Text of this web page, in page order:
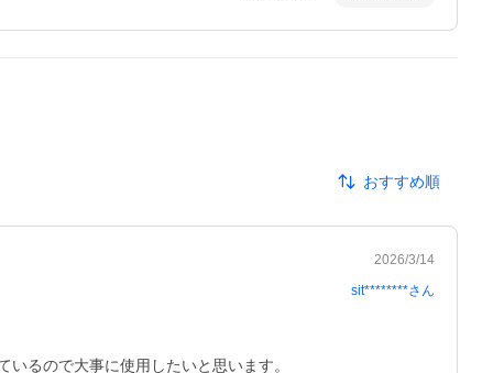
おすすめ順
2026/3/14
sit********さん
るので大事に使用したいと思います。